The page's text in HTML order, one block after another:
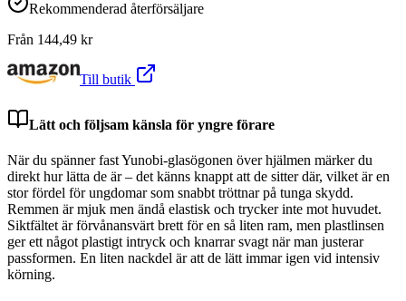
Rekommenderad återförsäljare
Från 144,49 kr
Till butik
Lätt och följsam känsla för yngre förare
När du spänner fast Yunobi-glasögonen över hjälmen märker du
direkt hur lätta de är – det känns knappt att de sitter där, vilket är en
stor fördel för ungdomar som snabbt tröttnar på tunga skydd.
Remmen är mjuk men ändå elastisk och trycker inte mot huvudet.
Siktfältet är förvånansvärt brett för en så liten ram, men plastlinsen
ger ett något plastigt intryck och knarrar svagt när man justerar
passformen. En liten nackdel är att de lätt immar igen vid intensiv
körning.